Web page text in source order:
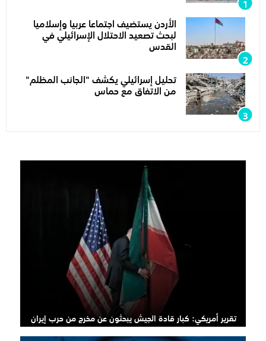
الأردن يستضيف اجتماعا عربيا وإسلاميا
لبحث تصعيد الاحتلال الإسرائيلي في
القدس
تحليل إسرائيلي يكشف "الجانب المظلم"
من الاتفاق مع حماس
تقرير أمريكي: كبار قادة الجيش يبحثون عن مخرج من حرب إيران